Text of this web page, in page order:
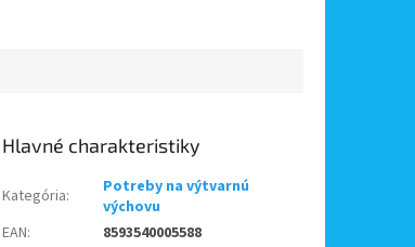
Kategória:
Potreby na výtvarnú
výchovu
EAN:
8593540005588